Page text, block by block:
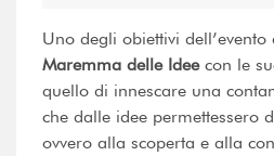
Uno degli obiettivi
Maremma delle Ideecon le
quello di innescare una
che dalle idee permettessero
ovvero alla scoperta e alla